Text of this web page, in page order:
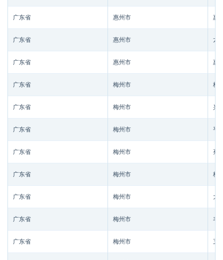
广东省 惠州市 惠
广东省 惠州市 龙
广东省 惠州市 惠
广东省 梅州市 梅
广东省 梅州市 兴
广东省 梅州市 平
广东省 梅州市 蕉
广东省 梅州市 梅
广东省 梅州市 大
广东省 梅州市 丰
广东省 梅州市 五